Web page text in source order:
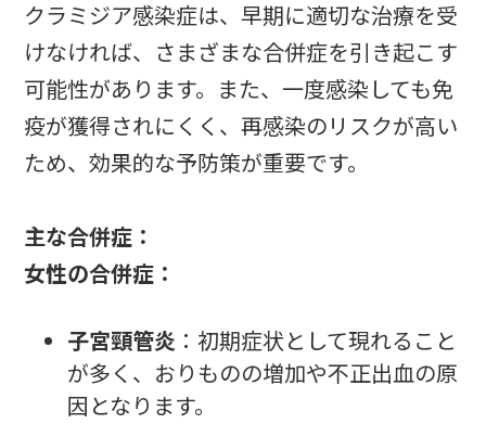
クラミジア感染症は、早期に適切な治療を受
けなければ、さまざまな合併症を引き起こす
可能性があります。また、一度感染しても免
疫が獲得されにくく、再感染のリスクが高い
ため、効果的な予防策が重要です。
主な合併症：
女性の合併症：
子宮頸管炎 ：初期症状として現れること
が多く、おりものの増加や不正出血の原
因となります。